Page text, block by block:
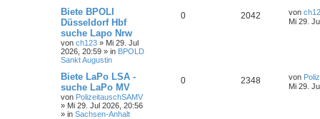
Biete BPOLI
Düsseldorf Hbf
suche Lapo Nrw
von ch123 » Mi 29. Jul
2026, 20:59 » in BPOLD
Sankt Augustin
0 2042 von
Mi 29.
Biete LaPo LSA -
suche LaPo MV
von PolizeitauschSAMV
» Mi 29. Jul 2026, 20:56
» in Sachsen-Anhalt
0 2348 von
Mi 29.